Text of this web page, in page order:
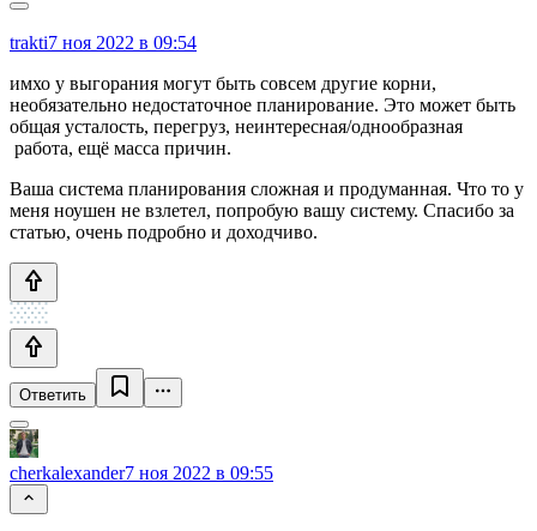
trakti7 ноя 2022 в 09:54
имхо у выгорания могут быть совсем другие корни,
необязательно недостаточное планирование. Это может быть
общая усталость, перегруз, неинтересная/однообразная
работа, ещё масса причин.
Ваша система планирования сложная и продуманная. Что то у
меня ноушен не взлетел, попробую вашу систему. Спасибо за
статью, очень подробно и доходчиво.
Ответить
cherkalexander7 ноя 2022 в 09:55